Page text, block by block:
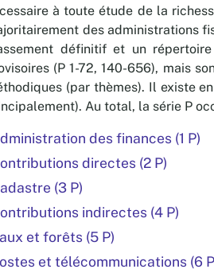
à toute étude de la
des administrations
définitif et un
(P 1-72, 140-656), mais
(par thèmes). Il existe
Au total, la série P
des finances (1 P)
directes (2 P)
(3 P)
indirectes (4 P)
et forêts (5 P)
et télécommunications (6